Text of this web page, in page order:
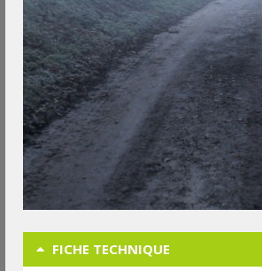
FICHE TECHNIQUE